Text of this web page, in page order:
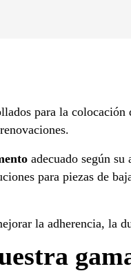
para la
adecuado según
para piezas de
la adherencia, la